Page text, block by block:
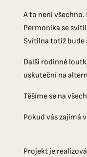
A to není
Permoníka se
Svítilna totiž bude
Další rodinné
uskuteční na
Těšíme se na
Pokud vás zajímá
Projekt je